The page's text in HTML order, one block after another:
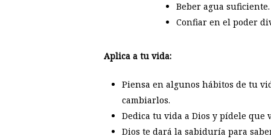
Beber agua suficiente.
Confiar en el poder
Aplica a tu vida:
Piensa en algunos hábitos de tu
cambiarlos.
Dedica tu vida a Dios y pídele que
Dios te dará la sabiduría para